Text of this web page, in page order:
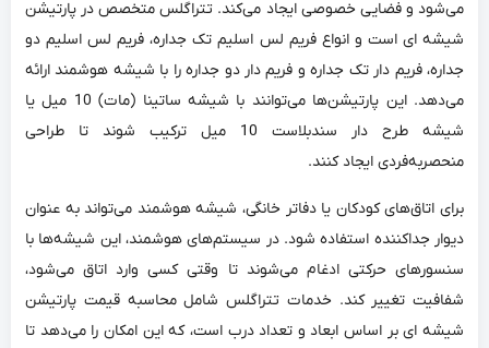
می‌شود و فضایی خصوصی ایجاد می‌کند. تتراگلس متخصص در پارتیشن
شیشه ای است و انواع فریم لس اسلیم تک جداره، فریم لس اسلیم دو
جداره، فریم دار تک جداره و فریم دار دو جداره را با شیشه هوشمند ارائه
می‌دهد. این پارتیشن‌ها می‌توانند با شیشه ساتینا (مات) 10 میل یا
شیشه طرح دار سندبلاست 10 میل ترکیب شوند تا طراحی
منحصربه‌فردی ایجاد کنند.
برای اتاق‌های کودکان یا دفاتر خانگی، شیشه هوشمند می‌تواند به عنوان
دیوار جداکننده استفاده شود. در سیستم‌های هوشمند، این شیشه‌ها با
سنسورهای حرکتی ادغام می‌شوند تا وقتی کسی وارد اتاق می‌شود،
شفافیت تغییر کند. خدمات تتراگلس شامل محاسبه قیمت پارتیشن
شیشه ای بر اساس ابعاد و تعداد درب است، که این امکان را می‌دهد تا